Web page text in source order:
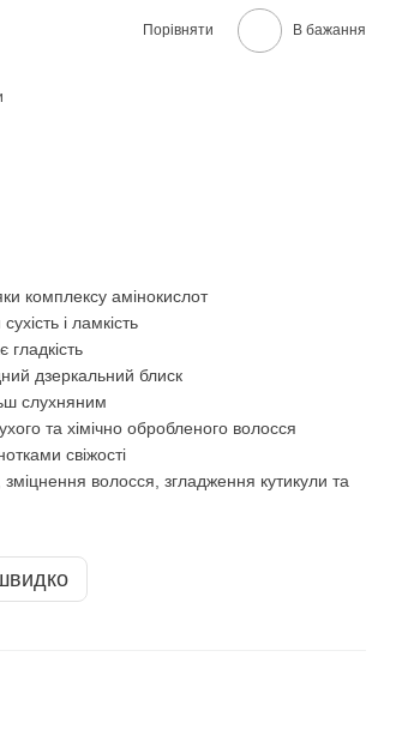
Порівняти В бажання
комплексу амінокислот
і ламкість
гладкість
дзеркальний блиск
слухняним
та хімічно обробленого волосся
свіжості
волосся, згладження кутикули та